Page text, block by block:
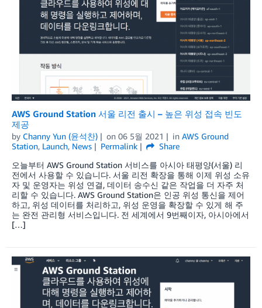
AWS Ground Station 서울 리전 출시 – 높은 위성 접속 빈도
제공
by Channy Yun (윤석찬) on 06 5월 2021 in AWS Ground
Station, Launch, News Permalink
Share
오늘부터 AWS Ground Station 서비스를 아시아 태평양(서울) 리
전에서 사용할 수 있습니다. 서울 리전 확장을 통해 이제 위성 소유
자 및 운영자는 위성 연결, 데이터 송수신 같은 작업을 더 자주 처
리할 수 있습니다. AWS Ground Station은 인공 위성 통신을 제어
하고, 위성 데이터를 처리하고, 위성 운영을 확장할 수 있게 해 주
는 완전 관리형 서비스입니다. 전 세계에서 9번째이자, 아시아에서
[…]